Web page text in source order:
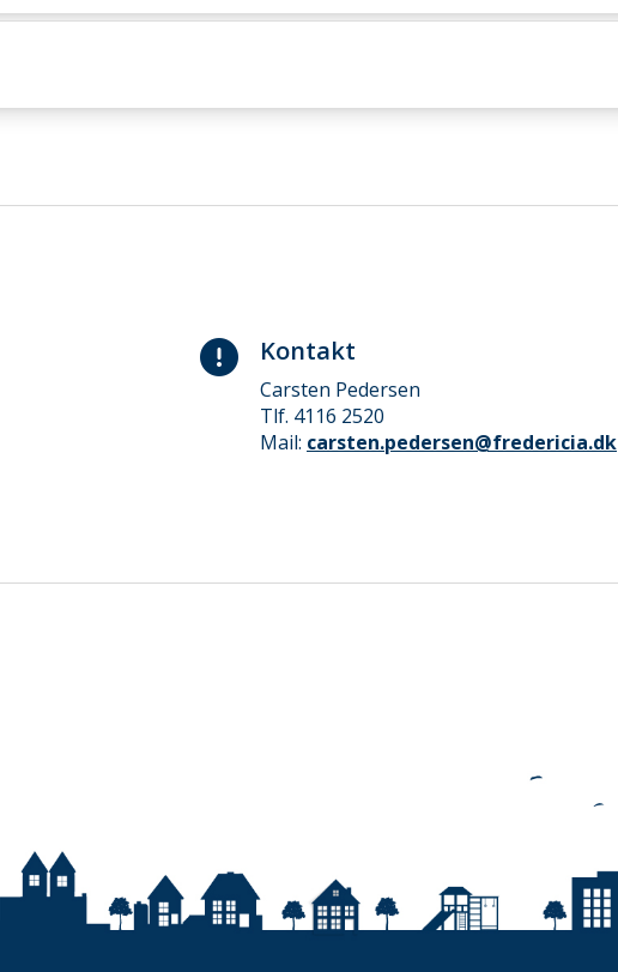
Kontakt
Carsten Pedersen
Tlf. 4116 2520
Mail: carsten.pedersen@fredericia.dk